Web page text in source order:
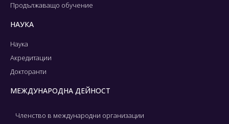
Продължаващо обучение
НАУКА
Наука
Акредитации
Докторанти
МЕЖДУНАРОДНА ДЕЙНОСТ
Членство в международни организации